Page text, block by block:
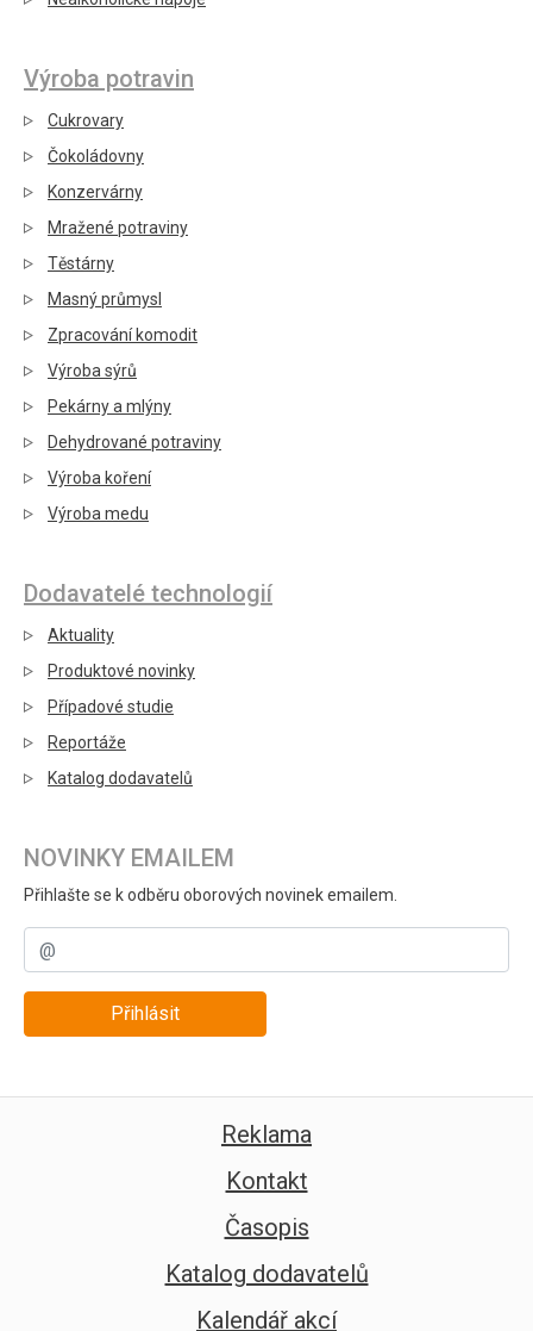
Výroba potravin
Cukrovary
Čokoládovny
Konzervárny
Mražené potraviny
Těstárny
Masný průmysl
Zpracování komodit
Výroba sýrů
Pekárny a mlýny
Dehydrované potraviny
Výroba koření
Výroba medu
Dodavatelé technologií
Aktuality
Produktové novinky
Případové studie
Reportáže
Katalog dodavatelů
NOVINKY EMAILEM
Přihlašte se k odběru oborových novinek emailem.
Přihlásit
Reklama
Kontakt
Časopis
Katalog dodavatelů
Kalendář akcí